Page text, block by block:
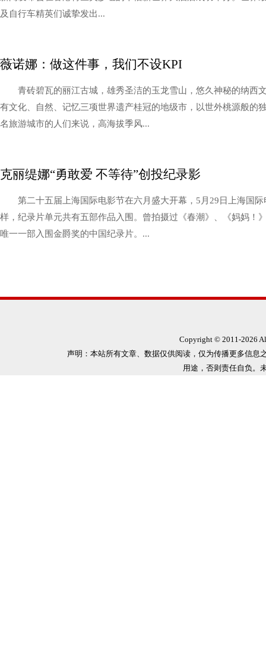
及自行车精英们诚挚发出...
薇诺娜：做这件事，我们不设KPI
青砖碧瓦的丽江古城，雄秀圣洁的玉龙雪山，悠久神秘的纳
有文化、自然、记忆三项世界遗产桂冠的地级市，以世外桃源般的
名旅游城市的人们来说，高海拔季风...
克丽缇娜“勇敢爱 不等待”创投纪录影
第二十五届上海国际电影节在六月盛大开幕，5月29日上海国
样，纪录片单元共有五部作品入围。曾拍摄过《春潮》、《妈妈！
唯一一部入围金爵奖的中国纪录片。...
Copyright © 2011-2026
声明：本站所有文章、数据仅供阅读，仅为传播更多信息
用途，否则责任自负。